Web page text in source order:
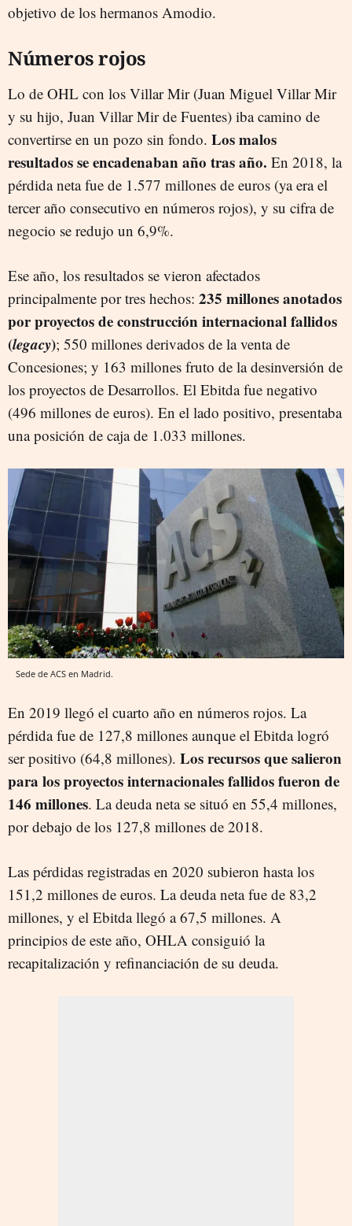
objetivo de los hermanos Amodio.
Números rojos
Lo de OHL con los Villar Mir (Juan Miguel Villar Mir
y su hijo, Juan Villar Mir de Fuentes) iba camino de
convertirse en un pozo sin fondo. Los malos
resultados se encadenaban año tras año. En 2018, la
pérdida neta fue de 1.577 millones de euros (ya era el
tercer año consecutivo en números rojos), y su cifra de
negocio se redujo un 6,9%.
Ese año, los resultados se vieron afectados
principalmente por tres hechos: 235 millones anotados
por proyectos de construcción internacional fallidos
(legacy); 550 millones derivados de la venta de
Concesiones; y 163 millones fruto de la desinversión de
los proyectos de Desarrollos. El Ebitda fue negativo
(496 millones de euros). En el lado positivo, presentaba
una posición de caja de 1.033 millones.
Sede de ACS en Madrid.
En 2019 llegó el cuarto año en números rojos. La
pérdida fue de 127,8 millones aunque el Ebitda logró
ser positivo (64,8 millones). Los recursos que salieron
para los proyectos internacionales fallidos fueron de
146 millones. La deuda neta se situó en 55,4 millones,
por debajo de los 127,8 millones de 2018.
Las pérdidas registradas en 2020 subieron hasta los
151,2 millones de euros. La deuda neta fue de 83,2
millones, y el Ebitda llegó a 67,5 millones. A
principios de este año, OHLA consiguió la
recapitalización y refinanciación de su deuda.